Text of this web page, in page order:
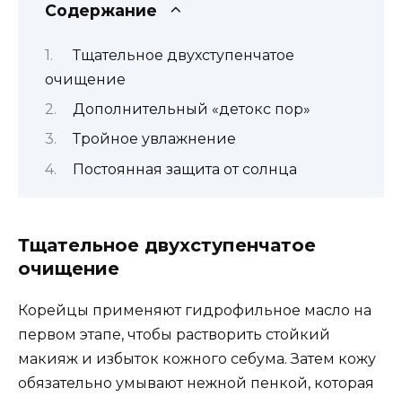
Содержание
Тщательное двухступенчатое
очищение
Дополнительный «детокс пор»
Тройное увлажнение
Постоянная защита от солнца
Тщательное двухступенчатое
очищение
Корейцы применяют гидрофильное масло на
первом этапе, чтобы растворить стойкий
макияж и избыток кожного себума. Затем кожу
обязательно умывают нежной пенкой, которая